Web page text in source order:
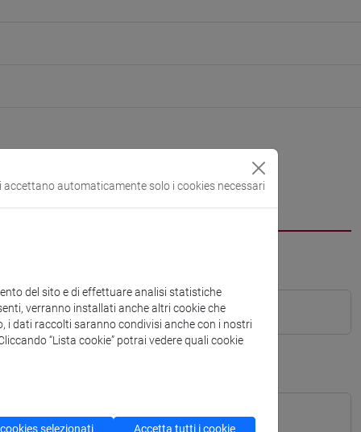
automaticamente solo i cookies necessari
del sito e di effettuare analisi statistiche
verranno installati anche altri cookie che
i dati raccolti saranno condivisi anche con i nostri
“Lista cookie” potrai vedere quali cookie
selezionati Accetta tutti i cookie